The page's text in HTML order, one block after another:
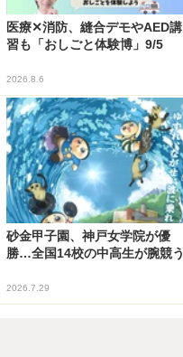
医療✕消防、縫合デモやAED講
習も「おしごと体験博」9/5
2026.8.6
砂金甲子園、神戸女学院が優
勝…全国14校の中高生が腕競う
2026.7.29